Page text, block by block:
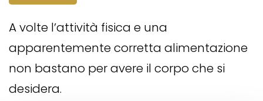
A volte l’attività fisica e una
apparentemente corretta alimentazione
non bastano per avere il corpo che si
desidera.